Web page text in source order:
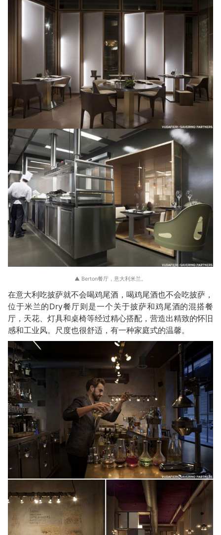
▲ Berton餐厅，意大利米兰。
在意大利吃披萨就不会喝鸡尾酒，喝鸡尾酒也不会吃披萨，
位于米兰的Dry餐厅则是一个关于披萨和鸡尾酒的混搭餐
厅，天花、灯具和桌椅等经过精心搭配，营造出精致的怀旧
感和工业风。尺度也很舒适，有一种家庭式的温馨。